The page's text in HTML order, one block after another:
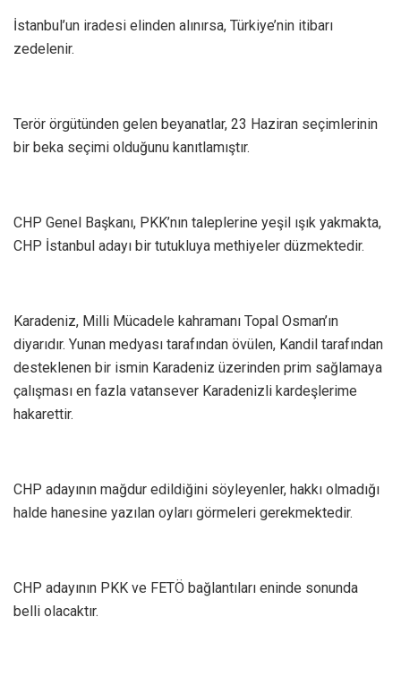
İstanbul’un iradesi elinden alınırsa, Türkiye’nin itibarı
zedelenir.
Terör örgütünden gelen beyanatlar, 23 Haziran seçimlerinin
bir beka seçimi olduğunu kanıtlamıştır.
CHP Genel Başkanı, PKK’nın taleplerine yeşil ışık yakmakta,
CHP İstanbul adayı bir tutukluya methiyeler düzmektedir.
Karadeniz, Milli Mücadele kahramanı Topal Osman’ın
diyarıdır. Yunan medyası tarafından övülen, Kandil tarafından
desteklenen bir ismin Karadeniz üzerinden prim sağlamaya
çalışması en fazla vatansever Karadenizli kardeşlerime
hakarettir.
CHP adayının mağdur edildiğini söyleyenler, hakkı olmadığı
halde hanesine yazılan oyları görmeleri gerekmektedir.
CHP adayının PKK ve FETÖ bağlantıları eninde sonunda
belli olacaktır.